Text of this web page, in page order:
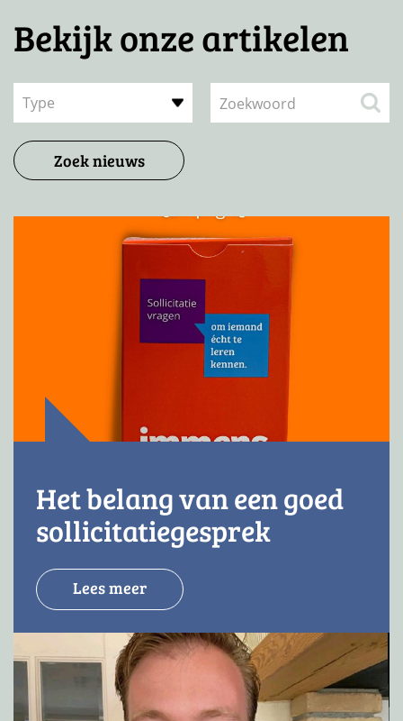
Bekijk onze artikelen
Type
Zoek nieuws
Het belang van een goed
sollicitatiegesprek
Lees meer